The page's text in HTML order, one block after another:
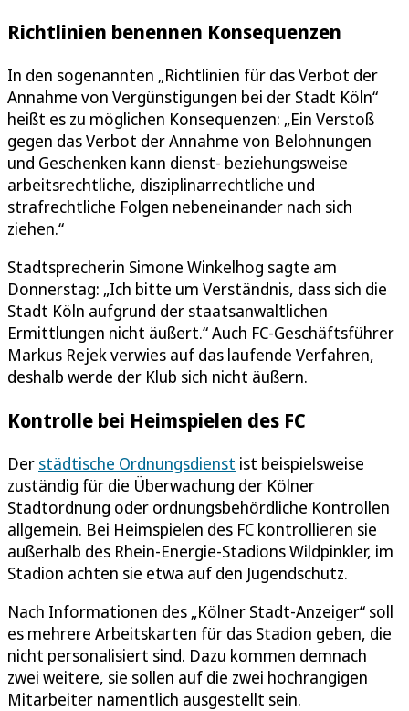
Richtlinien benennen Konsequenzen
In den sogenannten „Richtlinien für das Verbot der
Annahme von Vergünstigungen bei der Stadt Köln“
heißt es zu möglichen Konsequenzen: „Ein Verstoß
gegen das Verbot der Annahme von Belohnungen
und Geschenken kann dienst- beziehungsweise
arbeitsrechtliche, disziplinarrechtliche und
strafrechtliche Folgen nebeneinander nach sich
ziehen.“
Stadtsprecherin Simone Winkelhog sagte am
Donnerstag: „Ich bitte um Verständnis, dass sich die
Stadt Köln aufgrund der staatsanwaltlichen
Ermittlungen nicht äußert.“ Auch FC-Geschäftsführer
Markus Rejek verwies auf das laufende Verfahren,
deshalb werde der Klub sich nicht äußern.
Kontrolle bei Heimspielen des FC
Der städtische Ordnungsdienst ist beispielsweise
zuständig für die Überwachung der Kölner
Stadtordnung oder ordnungsbehördliche Kontrollen
allgemein. Bei Heimspielen des FC kontrollieren sie
außerhalb des Rhein-Energie-Stadions Wildpinkler, im
Stadion achten sie etwa auf den Jugendschutz.
Nach Informationen des „Kölner Stadt-Anzeiger“ soll
es mehrere Arbeitskarten für das Stadion geben, die
nicht personalisiert sind. Dazu kommen demnach
zwei weitere, sie sollen auf die zwei hochrangigen
Mitarbeiter namentlich ausgestellt sein.